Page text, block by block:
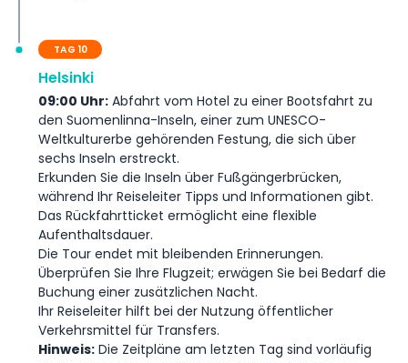
TAG 10
Helsinki
09:00 Uhr: Abfahrt vom Hotel zu einer Bootsfahrt zu
den Suomenlinna-Inseln, einer zum UNESCO-
Weltkulturerbe gehörenden Festung, die sich über
sechs Inseln erstreckt.
Erkunden Sie die Inseln über Fußgängerbrücken,
während Ihr Reiseleiter Tipps und Informationen gibt.
Das Rückfahrtticket ermöglicht eine flexible
Aufenthaltsdauer.
Die Tour endet mit bleibenden Erinnerungen.
Überprüfen Sie Ihre Flugzeit; erwägen Sie bei Bedarf die
Buchung einer zusätzlichen Nacht.
Ihr Reiseleiter hilft bei der Nutzung öffentlicher
Verkehrsmittel für Transfers.
Hinweis: Die Zeitpläne am letzten Tag sind vorläufig